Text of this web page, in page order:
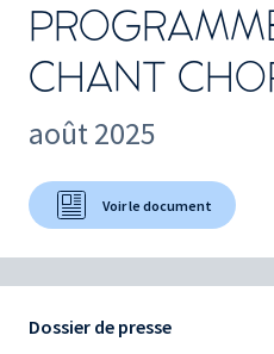
CHANT
août 2025
Voir le document
Dossier de presse